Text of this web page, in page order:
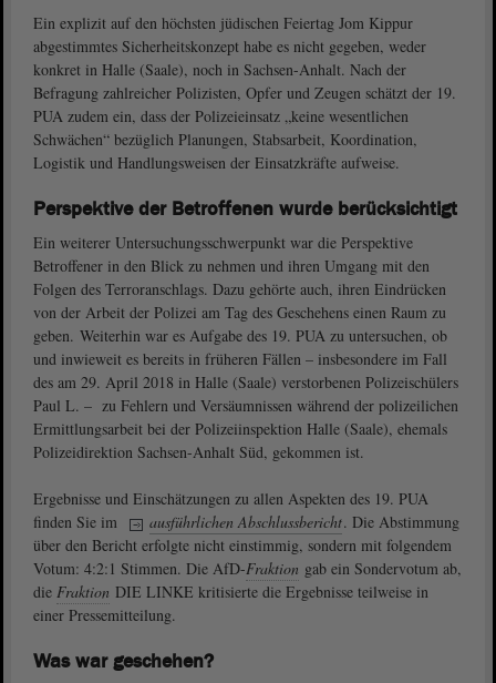
Ein explizit auf den höchsten jüdischen Feiertag Jom Kippur
abgestimmtes Sicherheitskonzept habe es nicht gegeben, weder
konkret in Halle (Saale), noch in Sachsen-Anhalt. Nach der
Befragung zahlreicher Polizisten, Opfer und Zeugen schätzt der 19.
PUA zudem ein, dass der Polizeieinsatz „keine wesentlichen
Schwächen“ bezüglich Planungen, Stabsarbeit, Koordination,
Logistik und Handlungsweisen der Einsatzkräfte aufweise.
Perspektive der Betroffenen wurde berücksichtigt
Ein weiterer Untersuchungsschwerpunkt war die Perspektive
Betroffener in den Blick zu nehmen und ihren Umgang mit den
Folgen des Terroranschlags. Dazu gehörte auch, ihren Eindrücken
von der Arbeit der Polizei am Tag des Geschehens einen Raum zu
geben. Weiterhin war es Aufgabe des 19. PUA zu untersuchen, ob
und inwieweit es bereits in früheren Fällen – insbesondere im Fall
des am 29. April 2018 in Halle (Saale) verstorbenen Polizeischülers
Paul L. – zu Fehlern und Versäumnissen während der polizeilichen
Ermittlungsarbeit bei der Polizeiinspektion Halle (Saale), ehemals
Polizeidirektion Sachsen-Anhalt Süd, gekommen ist.
Ergebnisse und Einschätzungen zu allen Aspekten des 19. PUA
finden Sie im
ausführlichen Abschlussbericht. Die Abstimmung
über den Bericht erfolgte nicht einstimmig, sondern mit folgendem
Votum: 4:2:1 Stimmen. Die AfD-Fraktion gab ein Sondervotum ab,
die Fraktion DIE LINKE kritisierte die Ergebnisse teilweise in
einer Pressemitteilung.
Was war geschehen?